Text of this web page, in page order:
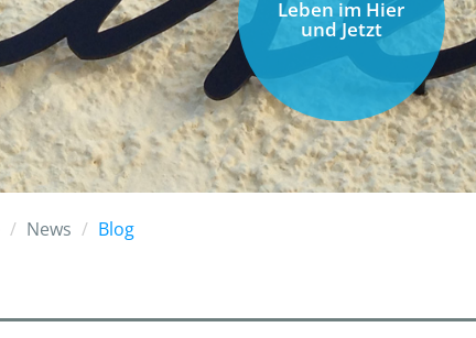
Leben im Hier
und Jetzt
News Blog